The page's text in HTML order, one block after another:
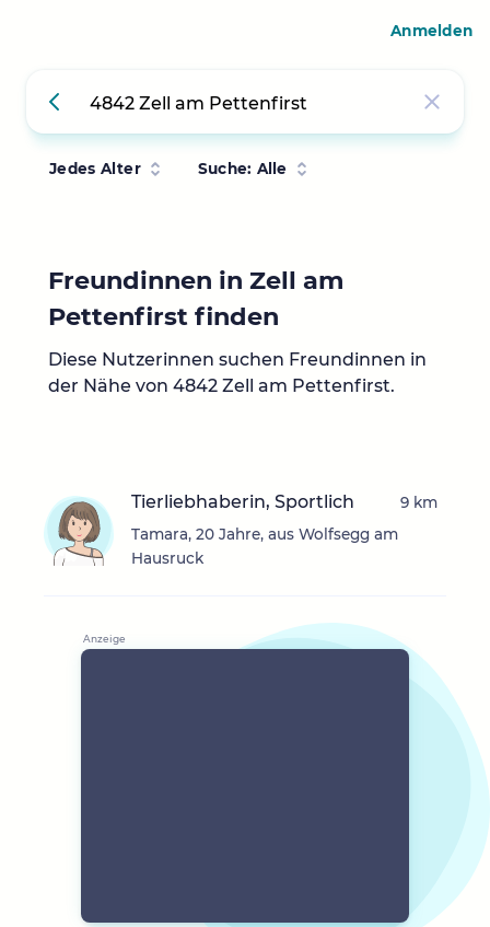
Jedes Alter Suche: Alle
Freundinnen in Zell am
Pettenfirst finden
Diese Nutzerinnen suchen Freundinnen in
der Nähe von 4842 Zell am Pettenfirst.
Tierliebhaberin, Sportlich
Tamara, 20 Jahre, aus Wolfsegg am
Hausruck
9 km
Anmelden